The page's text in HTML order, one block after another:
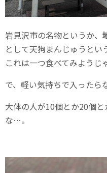
岩見沢市の名物というか、
として天狗まんじゅうとい
これは一つ食べてみようじ
で、軽い気持ちで入ったら
大体の人が10個とか20個
な…。